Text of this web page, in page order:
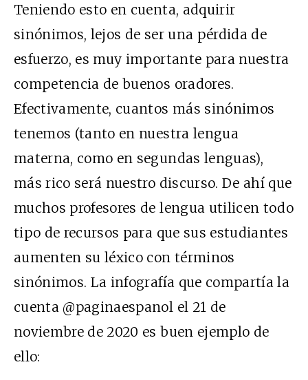
Teniendo esto en cuenta, adquirir
sinónimos, lejos de ser una pérdida de
esfuerzo, es muy importante para nuestra
competencia de buenos oradores.
Efectivamente, cuantos más sinónimos
tenemos (tanto en nuestra lengua
materna, como en segundas lenguas),
más rico será nuestro discurso. De ahí que
muchos profesores de lengua utilicen todo
tipo de recursos para que sus estudiantes
aumenten su léxico con términos
sinónimos. La infografía que compartía la
cuenta @paginaespanol el 21 de
noviembre de 2020 es buen ejemplo de
ello: